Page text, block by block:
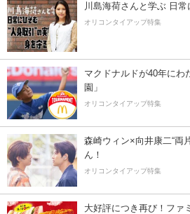
川島海荷さんと学ぶ 日常
オリコンタイアップ特集
マクドナルドが40年にわ
園」
オリコンタイアップ特集
森崎ウィン×向井康二“両
ん！
オリコンタイアップ特集
大好評につき再び！ファ